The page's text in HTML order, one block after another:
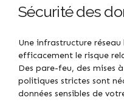
Sécurité des
Une infrastructure
efficacement le risque
Des pare-feu, des mises
politiques strictes sont
données sensibles de